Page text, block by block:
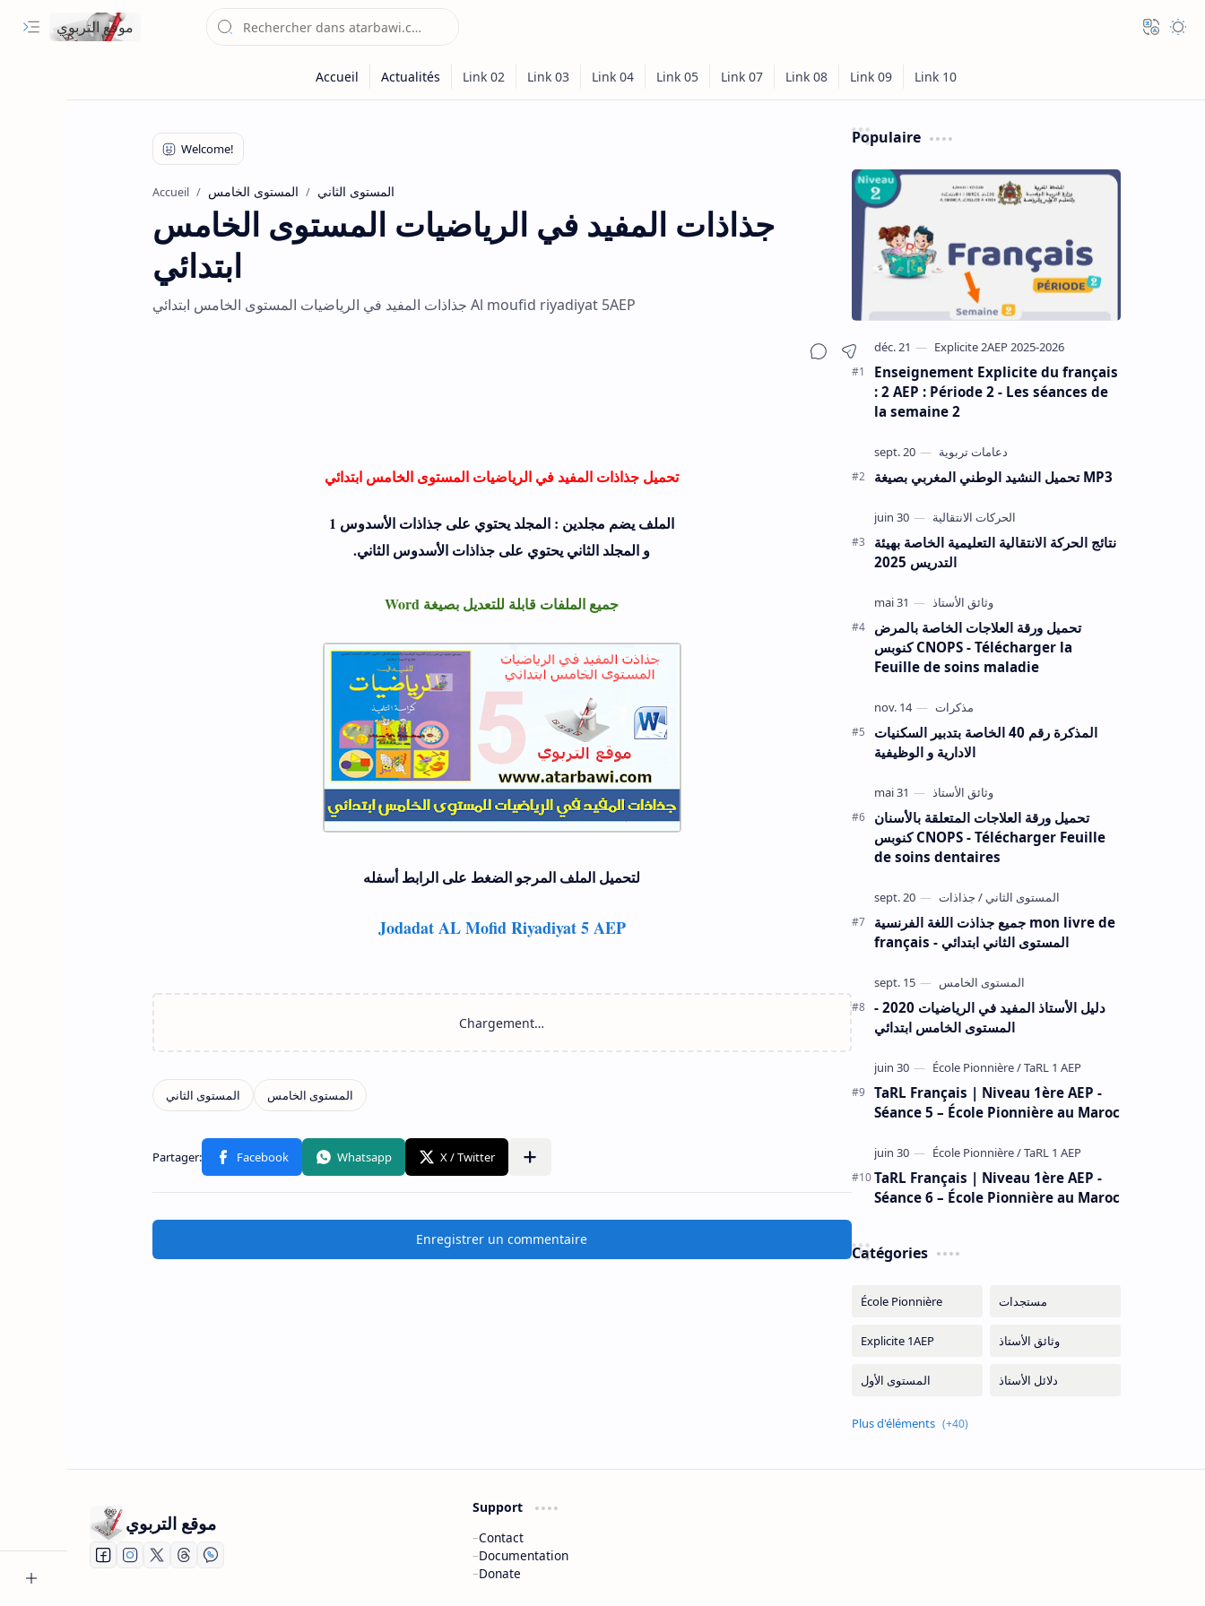
موقع التربوي
Accueil المستوى الثاني المستوى الخامس
جذاذات المفيد في الرياضيات المستوى الخامس
ابتدائي
جذاذات المفيد في الرياضيات المستوى الخامس ابتدائي Al moufid riyadiyat 5AEP
تحميل جذاذات المفيد في الرياضيات المستوى الخامس ابتدائي
الملف يضم مجلدين : المجلد يحتوي على جذاذات الأسدوس 1
و المجلد الثاني يحتوي على جذاذات الأسدوس الثاني.
جميع الملفات قابلة للتعديل بصيغة Word
لتحميل الملف المرجو الضغط على الرابط أسفله
Jodadat AL Mofid Riyadiyat 5 AEP
Enregistrer un commentaire
Populaire
Enseignement Explicite du français
: 2 AEP : Période 2 - Les séances de
la semaine 2
تحميل النشيد الوطني المغربي بصيغة MP3
نتائج الحركة الانتقالية التعليمية الخاصة بهيئة
التدريس 2025
تحميل ورقة العلاجات الخاصة بالمرض
كنوبس CNOPS - Télécharger la
Feuille de soins maladie
المذكرة رقم 40 الخاصة بتدبير السكنيات
الادارية و الوظيفية
تحميل ورقة العلاجات المتعلقة بالأسنان
كنوبس CNOPS - Télécharger Feuille
de soins dentaires
جميع جذاذت اللغة الفرنسية mon livre de
français - المستوى الثاني ابتدائي
دليل الأستاذ المفيد في الرياضيات 2020 -
المستوى الخامس ابتدائي
TaRL Français | Niveau 1ère AEP -
Séance 5 – École Pionnière au Maroc
TaRL Français | Niveau 1ère AEP -
Séance 6 – École Pionnière au Maroc
Catégories
موقع التربوي
Support
Contact
Documentation
Donate